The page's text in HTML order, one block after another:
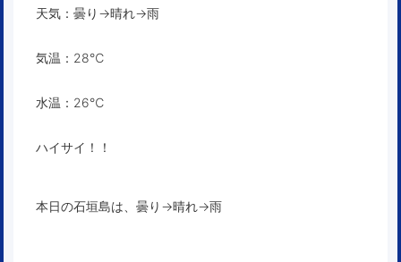
天気：曇り→晴れ→雨
気温：28℃
水温：26℃
ハイサイ！！
本日の石垣島は、曇り→晴れ→雨